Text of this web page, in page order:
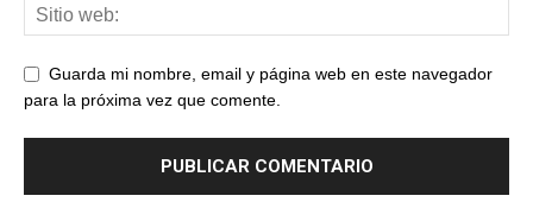
Guarda mi nombre, email y página web en este navegador
para la próxima vez que comente.